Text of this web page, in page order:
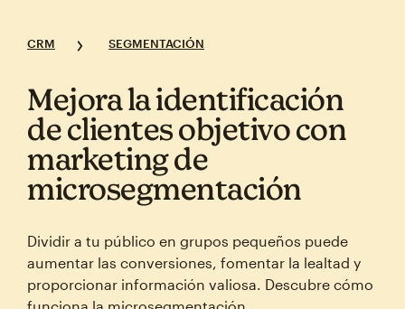
CRM SEGMENTACIÓN
Mejora la identificación
de clientes objetivo con
marketing de
microsegmentación
Dividir a tu público en grupos pequeños puede
aumentar las conversiones, fomentar la lealtad y
proporcionar información valiosa. Descubre cómo